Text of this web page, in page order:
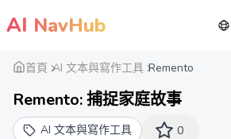
AI NavHub
首頁 AI 文本與寫作工具 Remento
Remento: 捕捉家庭故事
AI 文本與寫作工具 0